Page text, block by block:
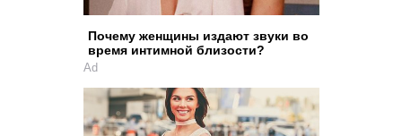
Почему женщины издают звуки во
время интимной близости?
Ad